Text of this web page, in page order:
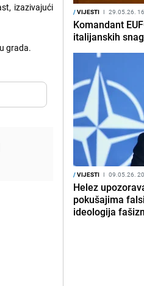
izazivajući
grada.
/VIJESTI I 29.05.26.
Komandant
italijanskih
/VIJESTI I 09.05.26.
Helez
pokušajima
ideologija